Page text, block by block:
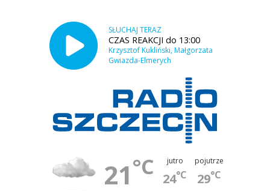
SŁUCHAJ TERAZ
CZAS REAKCJI do 13:00
Krzysztof Kukliński, Małgorzata
Gwiazda-Elmerych
21°C jutro
24°C
pojutrze
29°C